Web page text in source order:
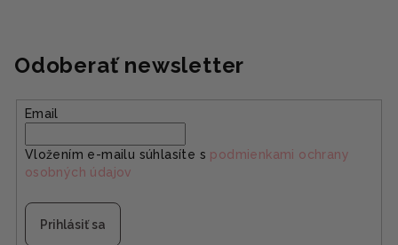
Odoberať newsletter
Email
Vložením e-mailu súhlasíte s podmienkami ochrany
osobných údajov
Prihlásiť sa